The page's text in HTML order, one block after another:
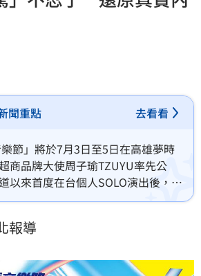
聞重點 去看看
節」將於7月3日至5日在高雄夢時
商品牌大使周子瑜TZUYU率先公
以來首度在台個人SOLO演出後，其
吳宗憲、金曲歌手洪佩瑜、音樂頑
駕前科的人可以參加啤酒節活動
報導